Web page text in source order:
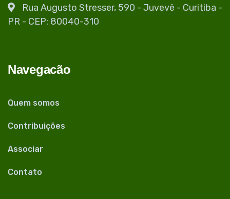
Rua Augusto Stresser, 590 - Juvevê - Curitiba -
PR - CEP: 80040-310
Navegacão
Quem somos
Contribuições
Associar
Contato